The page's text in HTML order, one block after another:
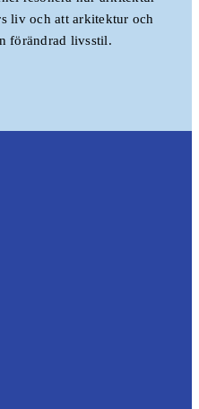
liv och att arkitektur och
förändrad livsstil.